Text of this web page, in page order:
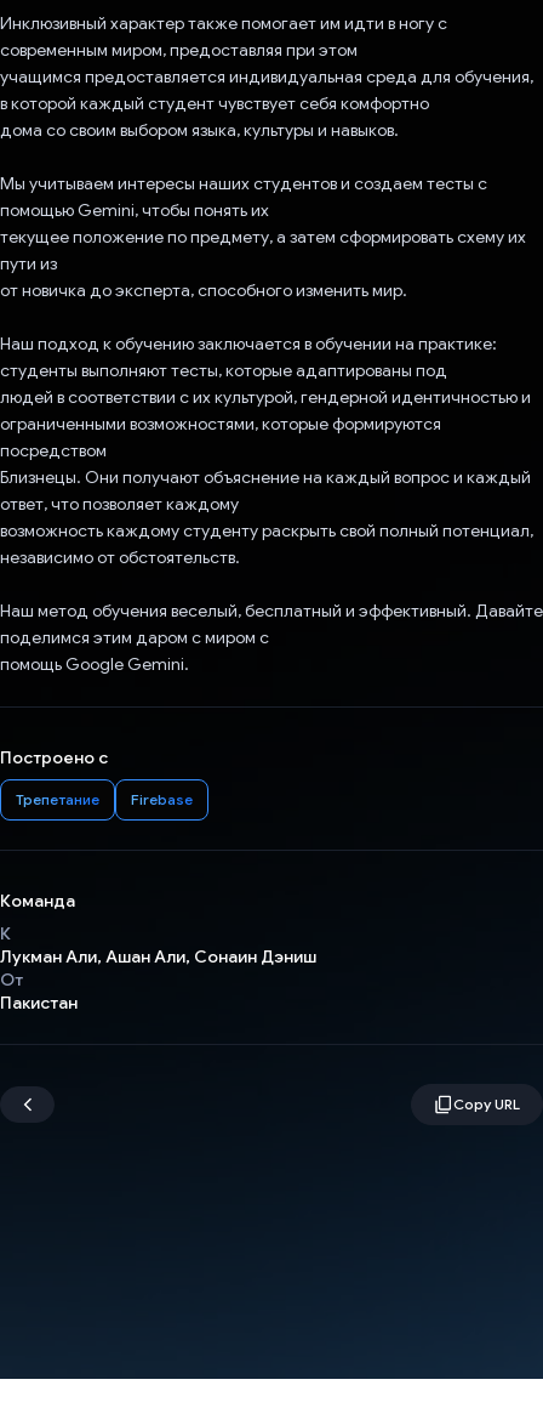
Инклюзивный характер также помогает им идти в ногу с
современным миром, предоставляя при этом
учащимся предоставляется индивидуальная среда для обучения,
в которой каждый студент чувствует себя комфортно
дома со своим выбором языка, культуры и навыков.
Мы учитываем интересы наших студентов и создаем тесты с
помощью Gemini, чтобы понять их
текущее положение по предмету, а затем сформировать схему их
пути из
от новичка до эксперта, способного изменить мир.
Наш подход к обучению заключается в обучении на практике:
студенты выполняют тесты, которые адаптированы под
людей в соответствии с их культурой, гендерной идентичностью и
ограниченными возможностями, которые формируются
посредством
Близнецы. Они получают объяснение на каждый вопрос и каждый
ответ, что позволяет каждому
возможность каждому студенту раскрыть свой полный потенциал,
независимо от обстоятельств.
Наш метод обучения веселый, бесплатный и эффективный. Давайте
поделимся этим даром с миром с
помощь Google Gemini.
Построено с
Трепетание Firebase
Команда
К
Лукман Али, Ашан Али, Сонаин Дэниш
От
Пакистан